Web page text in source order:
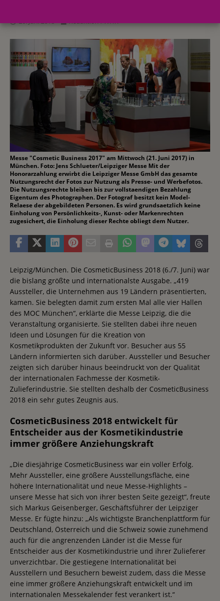
Messe "Cosmetic Business 2017" am Mittwoch (21. Juni 2017) in
München. Foto: Jens Schlueter/Leipziger Messe Mit der
Honorarzahlung erwirbt die Leipziger Messe GmbH das gesamte
Nutzungsrecht der Fotos zur Nutzung als Presse- und Werbefotos.
Die Nutzungsrechte bleiben bis zur vollstaendigen Bezahlung
Eigentum des Photographen. Der Fotograf besitzt kein Model-
Relaese der abgebildeten Personen. Es wird grundsaetzlich keine
Einholung von Persönlichkeits-, Kunst- oder Markenrechten
zugesichert, die Einholung dieser Rechte obliegt dem Nutzer.
Leipzig/München. Die CosmeticBusiness 2018 (6./7. Juni) war
die bislang größte und internationalste Ausgabe. „419
Aussteller, die Unternehmen aus 19 Ländern präsentierten,
kamen. Sie belegten damit zum ersten Mal alle vier Hallen
des MOC München“, erklärte die Messe Leipzig, die die
Veranstaltung organisierte. Sie stellten dabei ihre neuen
Ideen und Lösungen für die Kreation von
Kosmetikprodukten der Zukunft vor. Besucher aus 55
Ländern informierten sich darüber. Aussteller und Besucher
zeigten sich darüber hinaus beeindruckt von der Qualität
der internationalen Fachmesse der Kosmetik-
Zulieferindustrie. Sie stellten deshalb der CosmeticBusiness
2018 ein sehr gutes Zeugnis aus.
CosmeticBusiness 2018 entwickelt für
Entscheider aus der Kosmetikindustrie
immer größere Anziehungskraft
„Die diesjährige CosmeticBusiness war ein voller Erfolg.
Mehr Aussteller, eine größere Ausstellungsfläche, eine
höhere Internationalität und neue Messe-Highlights –
unsere Messe hat sich von ihrer besten Seite gezeigt“, freute
sich Markus Geisenberger, Geschäftsführer der Leipziger
Messe. Er fügte hinzu: „Als wichtigste Branchenplattform für
Deutschland, Österreich und die Schweiz sowie zunehmend
auch für die angrenzenden Länder ist die Messe für
Entscheider aus der Kosmetikindustrie und ihrer Zulieferer
unverzichtbar. Die gestiegene Internationalität bei
Ausstellern und Besuchern beweist zudem, dass die Messe
eine immer größere Anziehungskraft entwickelt und im
internationalen Messekalender fest verankert ist.“